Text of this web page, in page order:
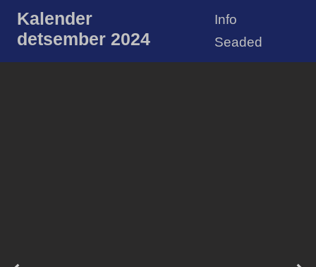
Kalender
detsember 2024
Info
Seaded